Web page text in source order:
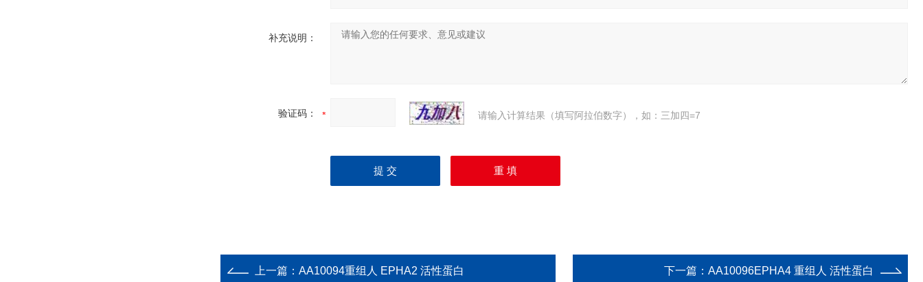
补充说明：
验证码： 请输入计算结果（填写阿拉伯数字），如：三加四=7
上一篇： AA10094重组人 EPHA2 活性蛋白 下一篇： AA10096EPHA4 重组人 活性蛋白